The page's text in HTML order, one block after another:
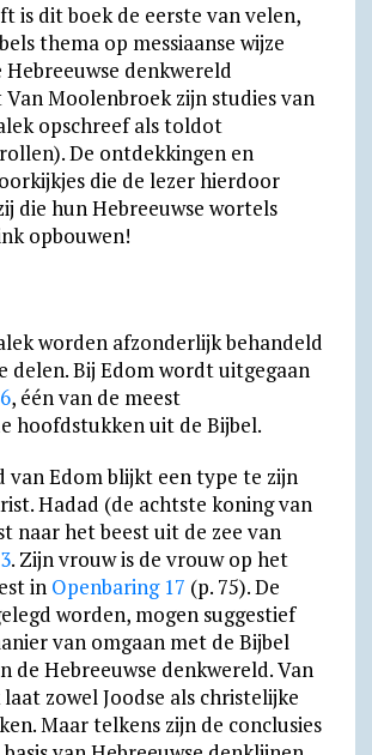
is dit boek de eerste van velen,
thema op messiaanse wijze
denkwereld
Moolenbroek zijn studies van
opschreef als toldot
De ontdekkingen en
die de lezer hierdoor
die hun Hebreeuwse wortels
opbouwen!
worden afzonderlijk behandeld
delen. Bij Edom wordt uitgegaan
, één van de meest
hoofdstukken uit de Bijbel.
van Edom blijkt een type te zijn
Hadad (de achtste koning van
naar het beest uit de zee van
. Zijn vrouw is de vrouw op het
in Openbaring 17 (p. 75). De
worden, mogen suggestief
van omgaan met de Bijbel
de Hebreeuwse denkwereld. Van
zowel Joodse als christelijke
Maar telkens zijn de conclusies